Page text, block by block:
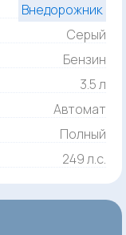
Внедорожник
Серый
Бензин
3.5 л
Автомат
Полный
249 л.с.